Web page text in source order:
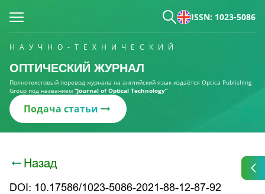
ISSN: 1023-5086
НАУЧНО-ТЕХНИЧЕСКИЙ
ОПТИЧЕСКИЙ ЖУРНАЛ
Полнотекстовый перевод журнала на английский язык издаётся Optica Publishing
Group под названием “Journal of Optical Technology“
Подача статьи
Назад
DOI: 10.17586/1023-5086-2021-88-12-87-92